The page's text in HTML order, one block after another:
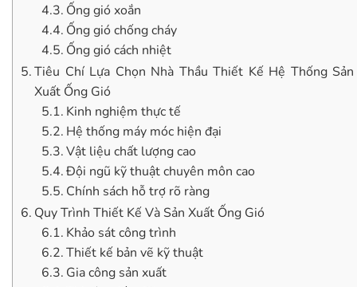
Ống gió xoắn
Ống gió chống cháy
Ống gió cách nhiệt
Tiêu Chí Lựa Chọn Nhà Thầu Thiết Kế Hệ Thống Sản
Xuất Ống Gió
Kinh nghiệm thực tế
Hệ thống máy móc hiện đại
Vật liệu chất lượng cao
Đội ngũ kỹ thuật chuyên môn cao
Chính sách hỗ trợ rõ ràng
Quy Trình Thiết Kế Và Sản Xuất Ống Gió
Khảo sát công trình
Thiết kế bản vẽ kỹ thuật
Gia công sản xuất